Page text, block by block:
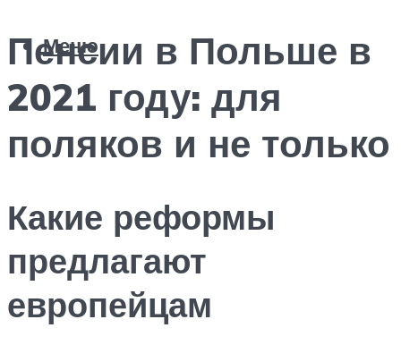
Меню
Пенсии в Польше в
2021 году: для
поляков и не только
Какие реформы
предлагают
европейцам